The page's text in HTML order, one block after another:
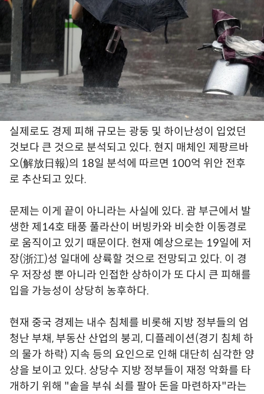
실제로도 경제 피해 규모는 광둥 및 하이난성이 입었던
것보다 큰 것으로 분석되고 있다. 현지 매체인 제팡르바
오(解放日報)의 18일 분석에 따르면 100억 위안 전후
로 추산되고 있다.
문제는 이게 끝이 아니라는 사실에 있다. 괌 부근에서 발
생한 제14호 태풍 풀라산이 버빙카와 비슷한 이동경로
로 움직이고 있기 때문이다. 현재 예상으로는 19일에 저
장(浙江)성 일대에 상륙할 것으로 전망되고 있다. 이 경
우 저장성 뿐 아니라 인접한 상하이가 또 다시 큰 피해를
입을 가능성이 상당히 농후하다.
현재 중국 경제는 내수 침체를 비롯해 지방 정부들의 엄
청난 부채, 부동산 산업의 붕괴, 디플레이션(경기 침체 하
의 물가 하락) 지속 등의 요인으로 인해 대단히 심각한 양
상을 보이고 있다. 상당수 지방 정부들이 재정 악화를 타
개하기 위해 "솥을 부숴 쇠를 팔아 돈을 마련하자"라는